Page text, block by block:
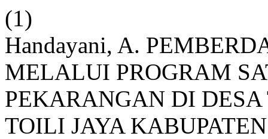
(1)
Handayani, A.
MELALUI PROGRAM
PEKARANGAN DI
TOILI JAYA